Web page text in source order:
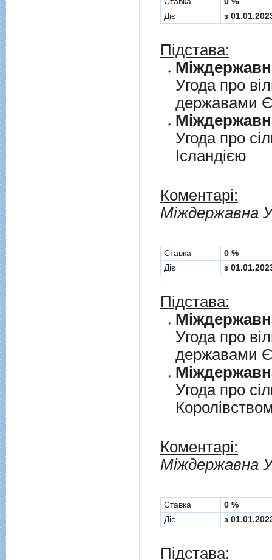
Діє
з
Підстава:
Угода про
державами
Угода про
Iсландiєю
Коментарі:
Мiждержавна
Cтавка
0 %
Діє
з
Підстава:
Угода про
державами
Угода про
Коментарі:
Мiждержавна
Cтавка
0 %
Діє
з
Підстава: